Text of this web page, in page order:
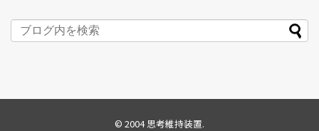
© 2004思考維持装置.